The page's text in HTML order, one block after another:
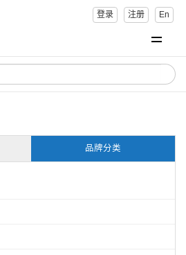
登录 注册 En
品牌分类